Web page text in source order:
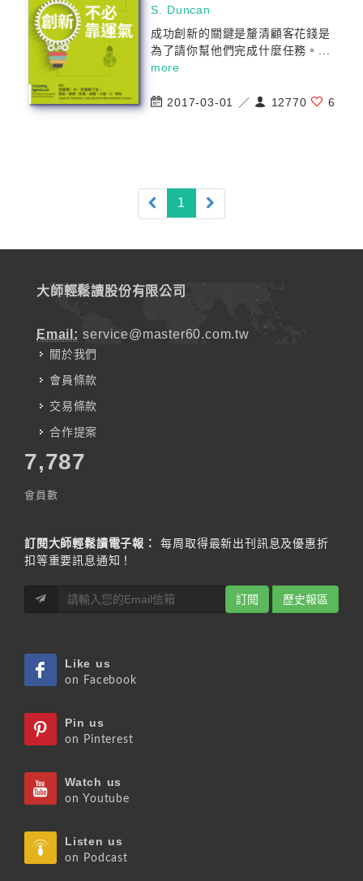
S. Duncan
成功創新的關鍵是釐清顧客花錢是
為了請你幫他們完成什麼任務。...
more
2017-03-01 ／ 12770 6
1 (current)
大師輕鬆讀股份有限公司
Email: service@master60.com.tw
關於我們
會員條款
交易條款
合作提案
7,787
會員數
訂閱大師輕鬆讀電子報：
每周取得最新出刊訊息及優惠折
扣等重要訊息通知！
訂閱 歷史報區
Like us
on Facebook
Pin us
on Pinterest
Watch us
on Youtube
Listen us
on Podcast